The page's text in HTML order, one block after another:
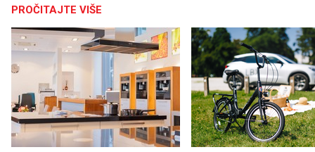
PROČITAJTE VIŠE